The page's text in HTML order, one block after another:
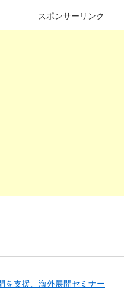
スポンサーリンク
を支援、海外展開セミナー